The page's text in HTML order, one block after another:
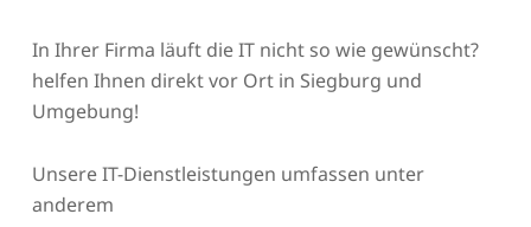
In Ihrer Firma läuft die IT nicht so wie gewünscht?
helfen Ihnen direkt vor Ort in Siegburg und
Umgebung!
Unsere IT-Dienstleistungen umfassen unter
anderem